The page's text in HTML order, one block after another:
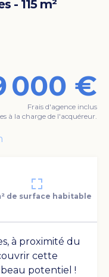
- 115 m²
000 €
Frais d'agence inclus
à la charge de l'acquéreur.
de surface habitable
à proximité du
cette
potentiel !